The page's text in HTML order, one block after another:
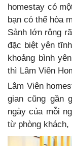
homestay có
bạn có thể hòa
Sảnh lớn rộng
đặc biệt yên
khoảng bình
thì Lâm Viên
Lâm Viên
gian cũng gần
ngày của mỗi
từ phòng khách,